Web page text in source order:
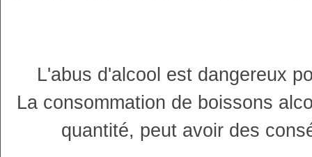
L'abus d'alcool est dangereux
La consommation de boissons
quantité, peut avoir des